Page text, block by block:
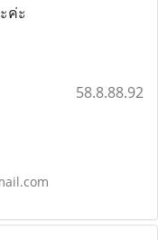
ค่ะ
58.8.88.92